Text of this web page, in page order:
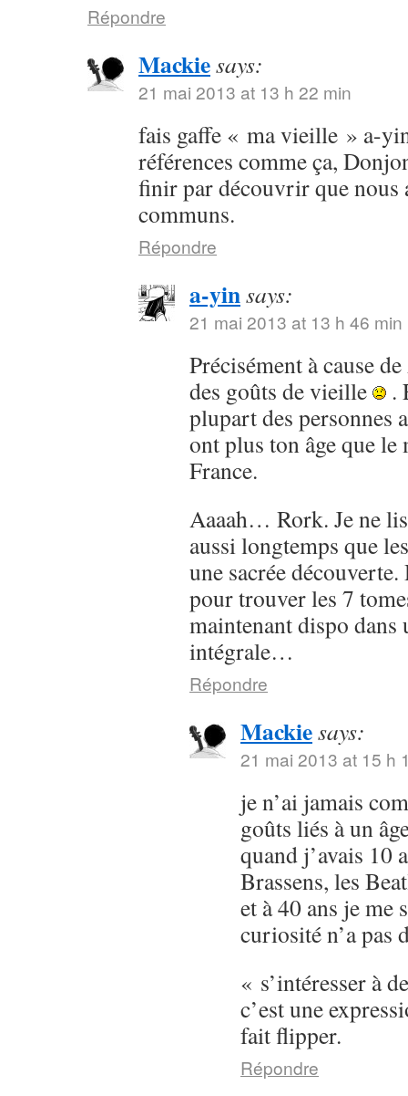
Répondre
Mackiesays:
21 mai 2013 at 13 h 22 min
fais gaffe « ma vieille » a-
références comme ça,
finir par découvrir que nous
communs.
Répondre
a-yinsays:
21 mai 2013 at 13 h 46 min
Précisément à cause
des goûts de vieille
.
plupart des personnes
ont plus ton âge que
France.
Aaaah… Rork. Je ne
aussi longtemps que
une sacrée
pour trouver les 7
maintenant dispo dans
intégrale…
Répondre
Mackiesays:
21 mai 2013 at 15 h
je n’ai jamais
goûts liés à un
quand j’avais 10
Brassens, les
et à 40 ans je me
curiosité n’a pas
« s’intéresser à
c’est une
fait flipper.
Répondre